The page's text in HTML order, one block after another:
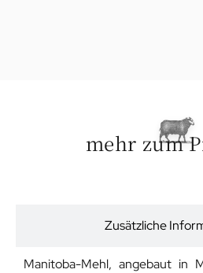
mehr zum
Zusätzliche
Manitoba-Mehl, angebaut in